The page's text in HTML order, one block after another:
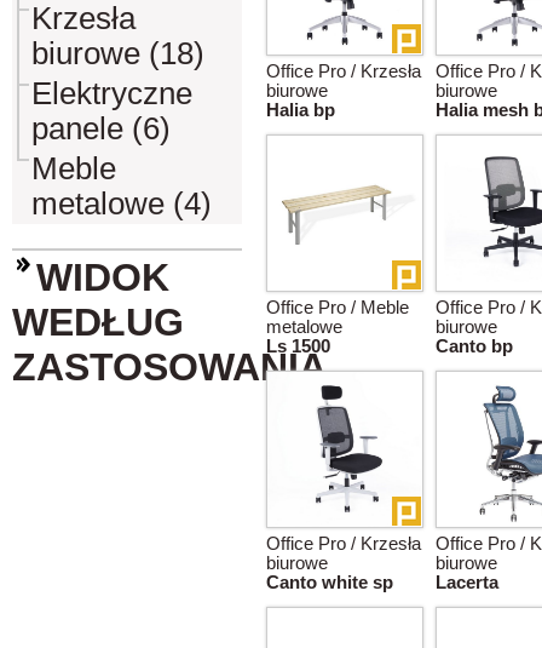
Krzesła
biurowe (18)
Elektryczne
panele (6)
Meble
metalowe (4)
WIDOK
WEDŁUG
ZASTOSOWANIA
Office Pro / Krzesła
biurowe
Halia bp
Office Pro /
biurowe
Halia mesh
Office Pro / Meble
metalowe
Ls 1500
Office Pro /
biurowe
Canto bp
Office Pro / Krzesła
biurowe
Canto white sp
Office Pro /
biurowe
Lacerta